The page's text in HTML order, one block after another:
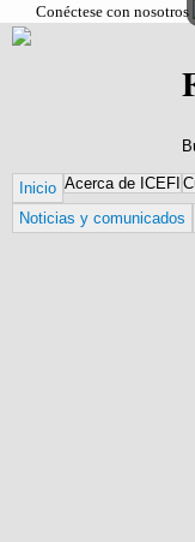
Conéctese con nosotros
Inicio Acerca de ICEFI
Noticias y comunicados